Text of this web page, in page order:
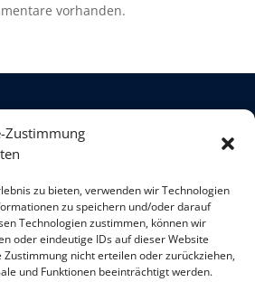
Zustimmung
zu bieten, verwenden wir Technologien
zu speichern und/oder darauf
Technologien zustimmen, können wir
oder eindeutige IDs auf dieser Website
Zustimmung nicht erteilen oder zurückziehen,
und Funktionen beeinträchtigt werden.
vorhanden.